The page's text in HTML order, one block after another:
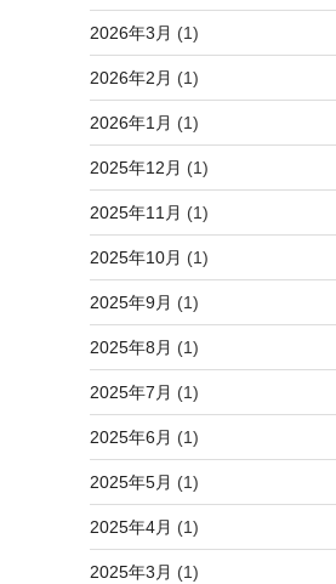
2026年3月 (1)
2026年2月 (1)
2026年1月 (1)
2025年12月 (1)
2025年11月 (1)
2025年10月 (1)
2025年9月 (1)
2025年8月 (1)
2025年7月 (1)
2025年6月 (1)
2025年5月 (1)
2025年4月 (1)
2025年3月 (1)